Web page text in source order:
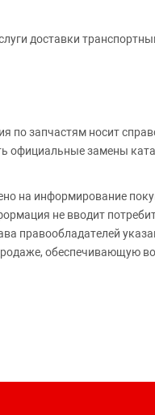
доставки
по запчастям носит
официальные замены
информирование
не вводит
правообладателей
обеспечивающую